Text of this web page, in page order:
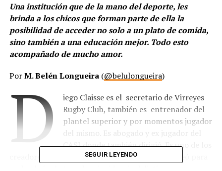
Una institución que de la mano del deporte, les
brinda a los chicos que forman parte de ella la
posibilidad de acceder no solo a un plato de comida,
sino también a una educación mejor. Todo esto
acompañado de mucho amor.
PorM. Belén Longueira(@belulongueira)
D
iego Claisse es el secretario de Virreyes
Rugby Club, también es entrenador del
plantel superior y por momentos jugador
del mismo. Es abogado y ex jugador del
CASI donde también dirigió. Es uno de los
creadores de los Espartanos, un grupo que se creó para
SEGUIR LEYENDO